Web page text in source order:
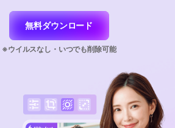
オンライン動画変換ツール
動画・音声・画像の無料変換
動画関連のコツ
サポート
サポートセンター
バージョン履歴
search
無料ダウンロード